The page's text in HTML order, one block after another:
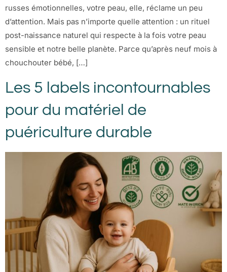
russes émotionnelles, votre peau, elle, réclame un peu
d’attention. Mais pas n’importe quelle attention : un rituel
post-naissance naturel qui respecte à la fois votre peau
sensible et notre belle planète. Parce qu’après neuf mois à
chouchouter bébé, […]
Les 5 labels incontournables
pour du matériel de
puériculture durable